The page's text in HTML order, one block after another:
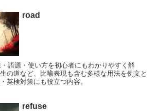
road
・語源・使い方を初心者にもわかりやすく解
の道など、比喩表現も含む多様な用法を例文と
英検対策にも役立つ内容。
refuse